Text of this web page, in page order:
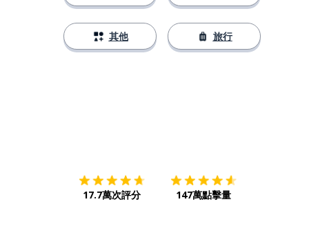
其他 旅行
17.7萬次評分 147萬點擊量